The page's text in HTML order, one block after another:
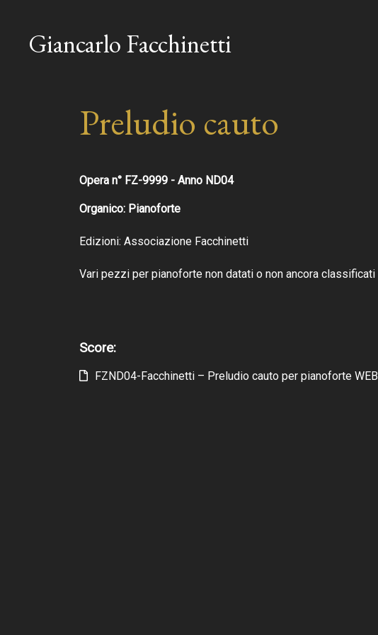
Giancarlo Facchinetti
Preludio cauto
Opera n° FZ-9999 - Anno ND04
Organico: Pianoforte
Edizioni: Associazione Facchinetti
Vari pezzi per pianoforte non datati o non ancora classificati
Score:
FZND04-Facchinetti – Preludio cauto per pianoforte WEB